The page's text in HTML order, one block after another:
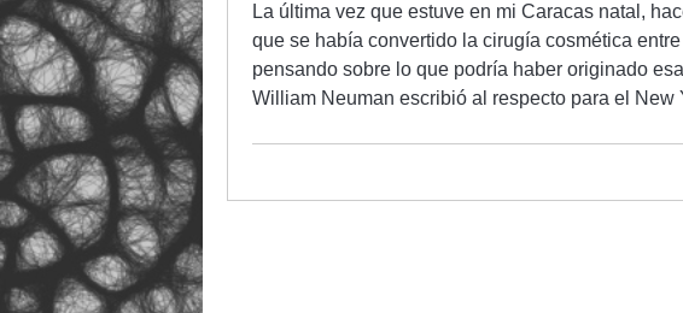
La última vez que estuve en mi Caracas natal,
que se había convertido la cirugía cosmética
pensando sobre lo que podría haber originado
William Neuman escribió al respecto para el New